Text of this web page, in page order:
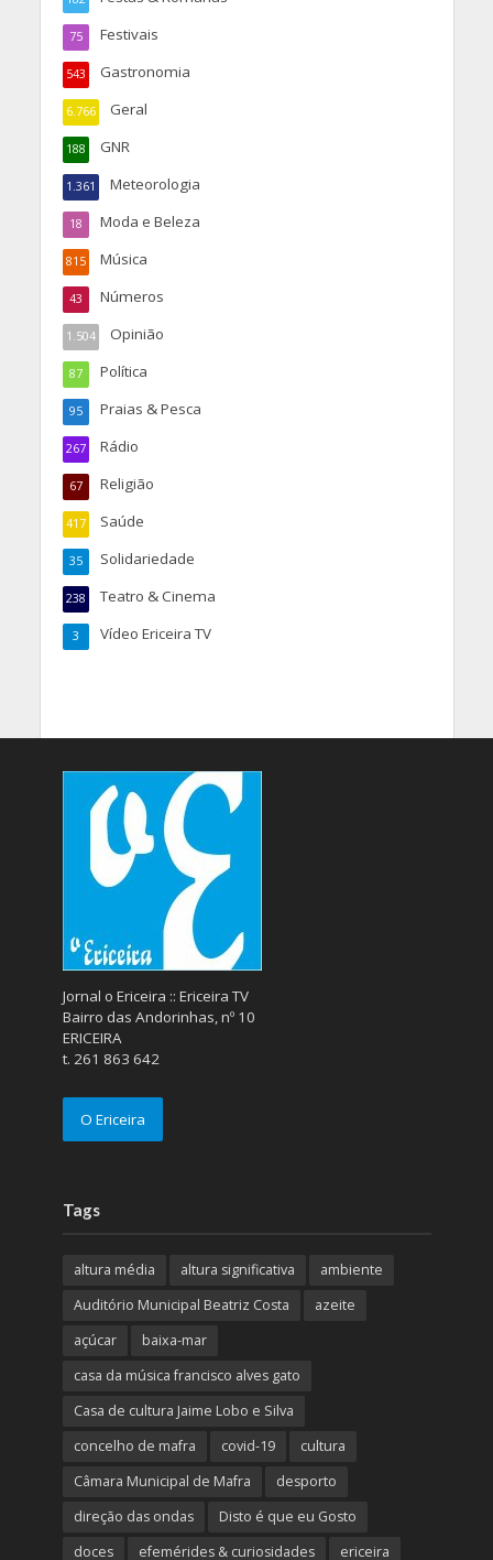
Festivais
75
Gastronomia
543
Geral
6.766
GNR
188
Meteorologia
1.361
Moda e Beleza
18
Música
815
Números
43
Opinião
1.504
Política
87
Praias & Pesca
95
Rádio
267
Religião
67
Saúde
417
Solidariedade
35
Teatro & Cinema
238
Vídeo Ericeira TV
3
Jornal o Ericeira :: Ericeira TV
Bairro das Andorinhas, nº 10
ERICEIRA
t. 261 863 642
O Ericeira
Tags
altura média altura significativa
ambiente
Auditório Municipal Beatriz Costa
azeite
açúcar
baixa-mar
casa da música francisco alves gato
Casa de cultura Jaime Lobo e Silva
concelho de mafra
covid-19
cultura
Câmara Municipal de Mafra
desporto
direção das ondas
Disto é que eu Gosto
doces
efemérides & curiosidades ericeira